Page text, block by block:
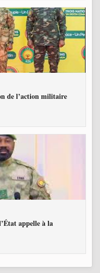
de l’action militaire
appelle à la